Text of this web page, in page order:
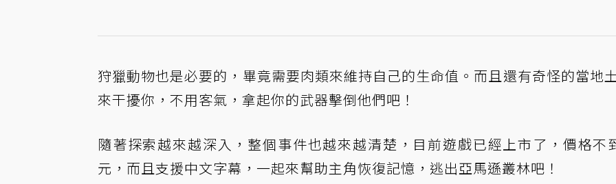
狩獵動物也是必要的，畢竟需要肉類來維持自己的生命值。而且還有奇怪的當地
來干擾你，不用客氣，拿起你的武器擊倒他們吧！
隨著探索越來越深入，整個事件也越來越清楚，目前遊戲已經上市了，價格不
元，而且支援中文字幕，一起來幫助主角恢復記憶，逃出亞馬遜叢林吧！